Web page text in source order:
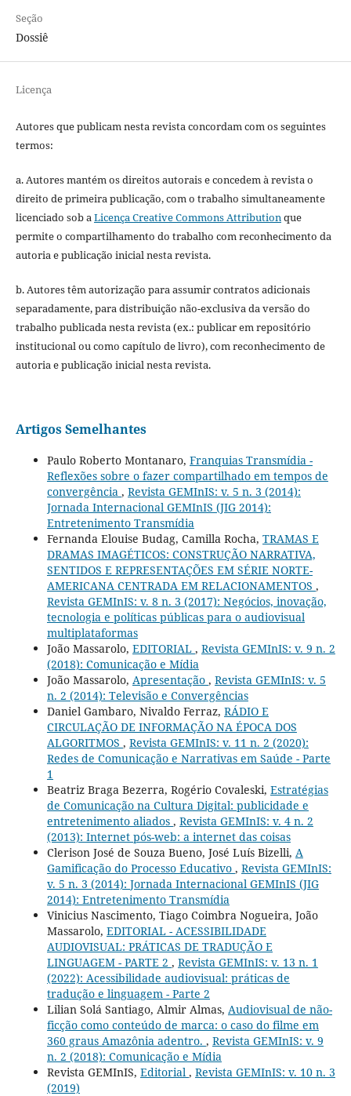
Seção
Dossiê
Licença
Autores que publicam nesta revista concordam com os seguintes
termos:
a. Autores mantém os direitos autorais e concedem à revista o
direito de primeira publicação, com o trabalho simultaneamente
licenciado sob aLicença Creative Commons Attributionque
permite o compartilhamento do trabalho com reconhecimento da
autoria e publicação inicial nesta revista.
b. Autores têm autorização para assumir contratos adicionais
separadamente, para distribuição não-exclusiva da versão do
trabalho publicada nesta revista (ex.: publicar em repositório
institucional ou como capítulo de livro), com reconhecimento de
autoria e publicação inicial nesta revista.
Artigos Semelhantes
Paulo Roberto Montanaro, Franquias Transmídia -
Reflexões sobre o fazer compartilhado em tempos de
convergência , Revista GEMInIS: v. 5 n. 3 (2014):
Jornada Internacional GEMInIS (JIG 2014):
Entretenimento Transmídia
Fernanda Elouise Budag, Camilla Rocha, TRAMAS E
DRAMAS IMAGÉTICOS: CONSTRUÇÃO NARRATIVA,
SENTIDOS E REPRESENTAÇÕES EM SÉRIE NORTE-
AMERICANA CENTRADA EM RELACIONAMENTOS ,
Revista GEMInIS: v. 8 n. 3 (2017): Negócios, inovação,
tecnologia e políticas públicas para o audiovisual
multiplataformas
João Massarolo, EDITORIAL , Revista GEMInIS: v. 9 n. 2
(2018): Comunicação e Mídia
João Massarolo, Apresentação , Revista GEMInIS: v. 5
n. 2 (2014): Televisão e Convergências
Daniel Gambaro, Nivaldo Ferraz, RÁDIO E
CIRCULAÇÃO DE INFORMAÇÃO NA ÉPOCA DOS
ALGORITMOS , Revista GEMInIS: v. 11 n. 2 (2020):
Redes de Comunicação e Narrativas em Saúde - Parte
1
Beatriz Braga Bezerra, Rogério Covaleski, Estratégias
de Comunicação na Cultura Digital: publicidade e
entretenimento aliados , Revista GEMInIS: v. 4 n. 2
(2013): Internet pós-web: a internet das coisas
Clerison José de Souza Bueno, José Luís Bizelli, A
Gamificação do Processo Educativo , Revista GEMInIS:
v. 5 n. 3 (2014): Jornada Internacional GEMInIS (JIG
2014): Entretenimento Transmídia
Vinicius Nascimento, Tiago Coimbra Nogueira, João
Massarolo, EDITORIAL - ACESSIBILIDADE
AUDIOVISUAL: PRÁTICAS DE TRADUÇÃO E
LINGUAGEM - PARTE 2 , Revista GEMInIS: v. 13 n. 1
(2022): Acessibilidade audiovisual: práticas de
tradução e linguagem - Parte 2
Lilian Solá Santiago, Almir Almas, Audiovisual de não-
ficção como conteúdo de marca: o caso do filme em
360 graus Amazônia adentro. , Revista GEMInIS: v. 9
n. 2 (2018): Comunicação e Mídia
Revista GEMInIS, Editorial , Revista GEMInIS: v. 10 n. 3
(2019)